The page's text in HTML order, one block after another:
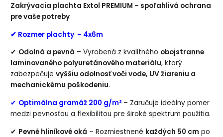
Zakrývacia plachta Extol PREMIUM – spoľahlivá ochrana
pre vaše potreby
✔ Rozmer plachty – 4x6m
✔ Odolná a pevná – Vyrobená z kvalitného obojstranne
laminovaného polyuretánového materiálu, ktorý
zabezpečujevyššiu odolnosť voči vode, UV žiareniu a
mechanickému poškodeniu.
✔ Optimálna gramáž 200 g/m² – Zaručuje ideálny pomer
medzi pevnosťou a flexibilitou pre široké spektrum použitia.
✔ Pevné hliníkové oká – Rozmiestnené každých 50 cm po